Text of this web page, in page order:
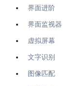
界面进阶
界面监视器
虚拟屏幕
文字识别
图像匹配